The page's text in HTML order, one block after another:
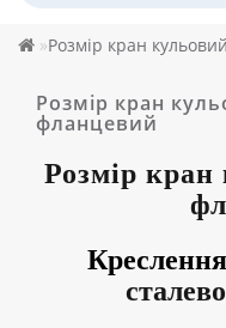
Розмір кран
Розмір кран
фланцевий
Розмір кран
Креслення